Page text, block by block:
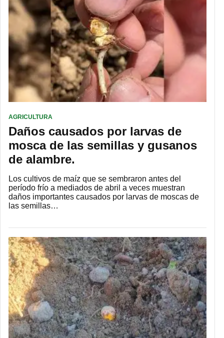
AGRICULTURA
Daños causados ​​por larvas de
mosca de las semillas y gusanos
de alambre.
Los cultivos de maíz que se sembraron antes del
período frío a mediados de abril a veces muestran
daños importantes causados ​​por larvas de moscas de
las semillas…